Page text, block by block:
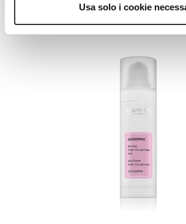
Usa solo i cookie